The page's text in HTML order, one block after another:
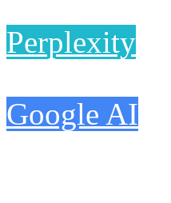
Perplexity
Google AI